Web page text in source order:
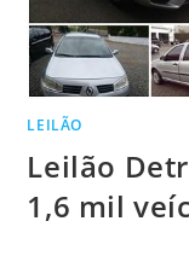
LEILÃO
Leilão
1,6 mil